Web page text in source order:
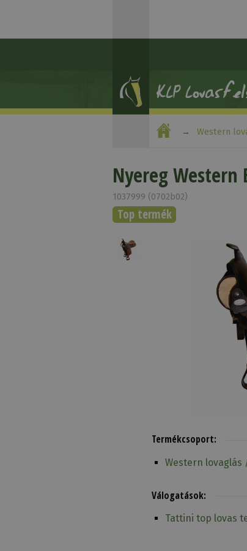
Western
Nyereg Western
1037999 (0702b02)
Top termék
Termékcsoport:
Western lovaglás
Válogatások:
Tattini top lovas